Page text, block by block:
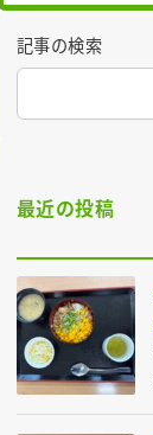
記事の検索
最近の投稿